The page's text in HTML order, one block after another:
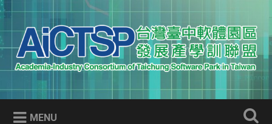
Skip
to
content
Search
AICTSP 台灣臺中軟體園區發展
產學訓聯盟
Academia-Industry Consortium of Taichung Software Park
in Taiwan
MENU